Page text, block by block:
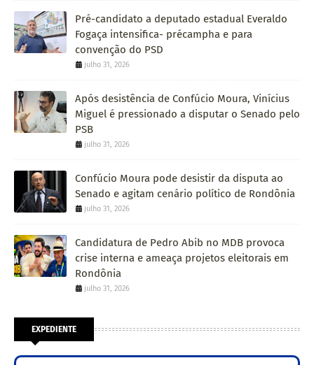
Pré-candidato a deputado estadual Everaldo
Fogaça intensifica- précampha e para
convenção do PSD
julho 31, 2026
Após desistência de Confúcio Moura, Vinícius
Miguel é pressionado a disputar o Senado pelo
PSB
julho 31, 2026
Confúcio Moura pode desistir da disputa ao
Senado e agitam cenário político de Rondônia
julho 31, 2026
Candidatura de Pedro Abib no MDB provoca
crise interna e ameaça projetos eleitorais em
Rondônia
julho 31, 2026
EXPEDIENTE